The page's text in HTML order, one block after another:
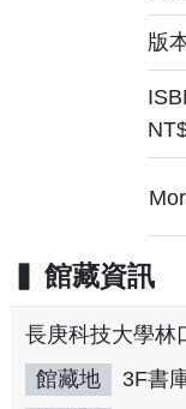
版
館藏資訊
長庚科技大學林
館藏地
3F書